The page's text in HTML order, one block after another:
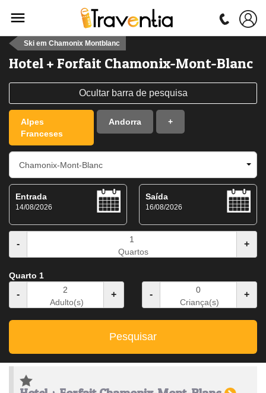
Ski em Chamonix Montblanc
Hotel + Forfait Chamonix-Mont-Blanc
Ocultar barra de pesquisa
Alpes
Franceses
Andorra +
Entrada
14/08/2026
Saída
16/08/2026
-
Quartos
+
Quarto 1
-
Adulto(s)
+ -
Criança(s)
+
Pesquisar